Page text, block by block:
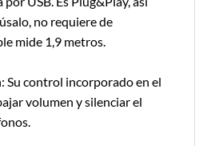
no requiere de
mide 1,9 metros.
control incorporado en el
volumen y silenciar el